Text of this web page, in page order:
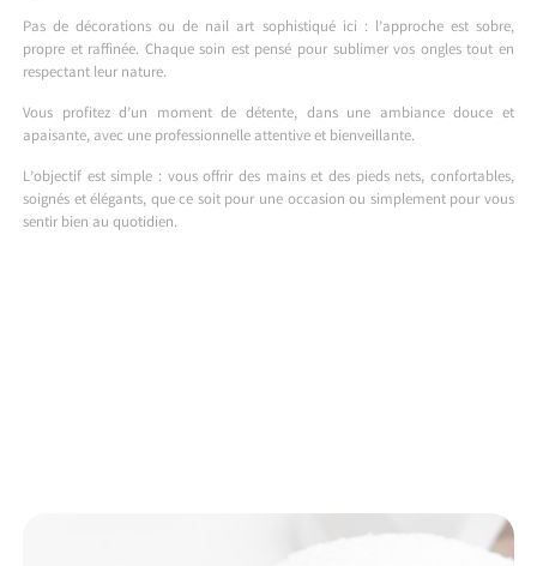
Pas de décorations ou de nail art sophistiqué ici : l’approche est sobre,
propre et raffinée. Chaque soin est pensé pour sublimer vos ongles tout en
respectant leur nature.
Vous profitez d’un moment de détente, dans une ambiance douce et
apaisante, avec une professionnelle attentive et bienveillante.
L’objectif est simple : vous offrir des mains et des pieds nets, confortables,
soignés et élégants, que ce soit pour une occasion ou simplement pour vous
sentir bien au quotidien.